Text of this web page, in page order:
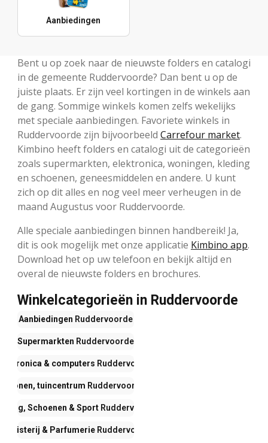
Aanbiedingen
Bent u op zoek naar de nieuwste folders en catalogi
in de gemeente Ruddervoorde? Dan bent u op de
juiste plaats. Er zijn veel kortingen in de winkels aan
de gang. Sommige winkels komen zelfs wekelijks
met speciale aanbiedingen. Favoriete winkels in
Ruddervoorde zijn bijvoorbeeld Carrefour market.
Kimbino heeft folders en catalogi uit de categorieën
zoals supermarkten, elektronica, woningen, kleding
en schoenen, geneesmiddelen en andere. U kunt
zich op dit alles en nog veel meer verheugen in de
maand Augustus voor Ruddervoorde.
Alle speciale aanbiedingen binnen handbereik! Ja,
dit is ook mogelijk met onze applicatie Kimbino app.
Download het op uw telefoon en bekijk altijd en
overal de nieuwste folders en brochures.
Winkelcategorieën in Ruddervoorde
Aanbiedingen Ruddervoorde
Supermarkten Ruddervoorde
& computers Ruddervoorde
Wonen, tuincentrum Ruddervoorde
Schoenen & Sport Ruddervoorde
& Parfumerie Ruddervoorde